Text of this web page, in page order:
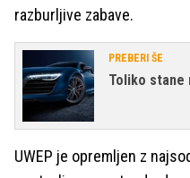
razburljive zabave.
PREBERI ŠE
Toliko stane
UWEP je opremljen z